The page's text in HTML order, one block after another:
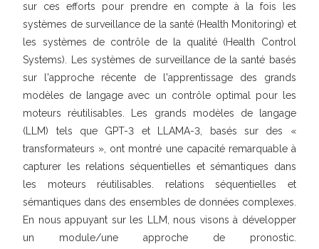
sur ces efforts pour prendre en compte à la fois les
systèmes de surveillance de la santé (Health Monitoring) et
les systèmes de contrôle de la qualité (Health Control
Systems). Les systèmes de surveillance de la santé basés
sur l'approche récente de l'apprentissage des grands
modèles de langage avec un contrôle optimal pour les
moteurs réutilisables. Les grands modèles de langage
(LLM) tels que GPT-3 et LLAMA-3, basés sur des «
transformateurs », ont montré une capacité remarquable à
capturer les relations séquentielles et sémantiques dans
les moteurs réutilisables. relations séquentielles et
sémantiques dans des ensembles de données complexes.
En nous appuyant sur les LLM, nous visons à développer
un module/une approche de pronostic.